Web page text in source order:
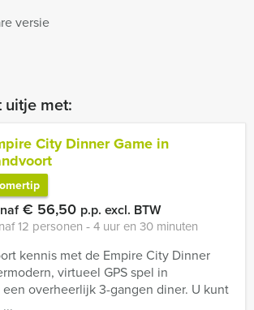
versie
met:
City Dinner Game in
€ 56,50 p.p. excl. BTW
12 personen ‐ 4 uur en 30 minuten
kennis met de Empire City Dinner
virtueel GPS spel in
overheerlijk 3-gangen diner. U kunt